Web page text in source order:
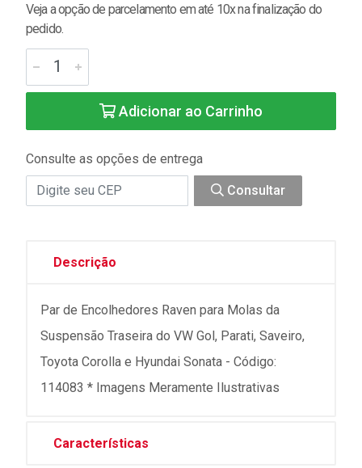
Veja a opção de parcelamento em até 10x na finalização do
pedido.
Adicionar ao Carrinho
Consulte as opções de entrega
Consultar
Descrição
Par de Encolhedores Raven para Molas da
Suspensão Traseira do VW Gol, Parati, Saveiro,
Toyota Corolla e Hyundai Sonata - Código:
114083 * Imagens Meramente Ilustrativas
Características